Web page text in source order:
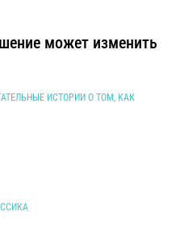
может изменить
ИСТОРИИ О ТОМ, КАК